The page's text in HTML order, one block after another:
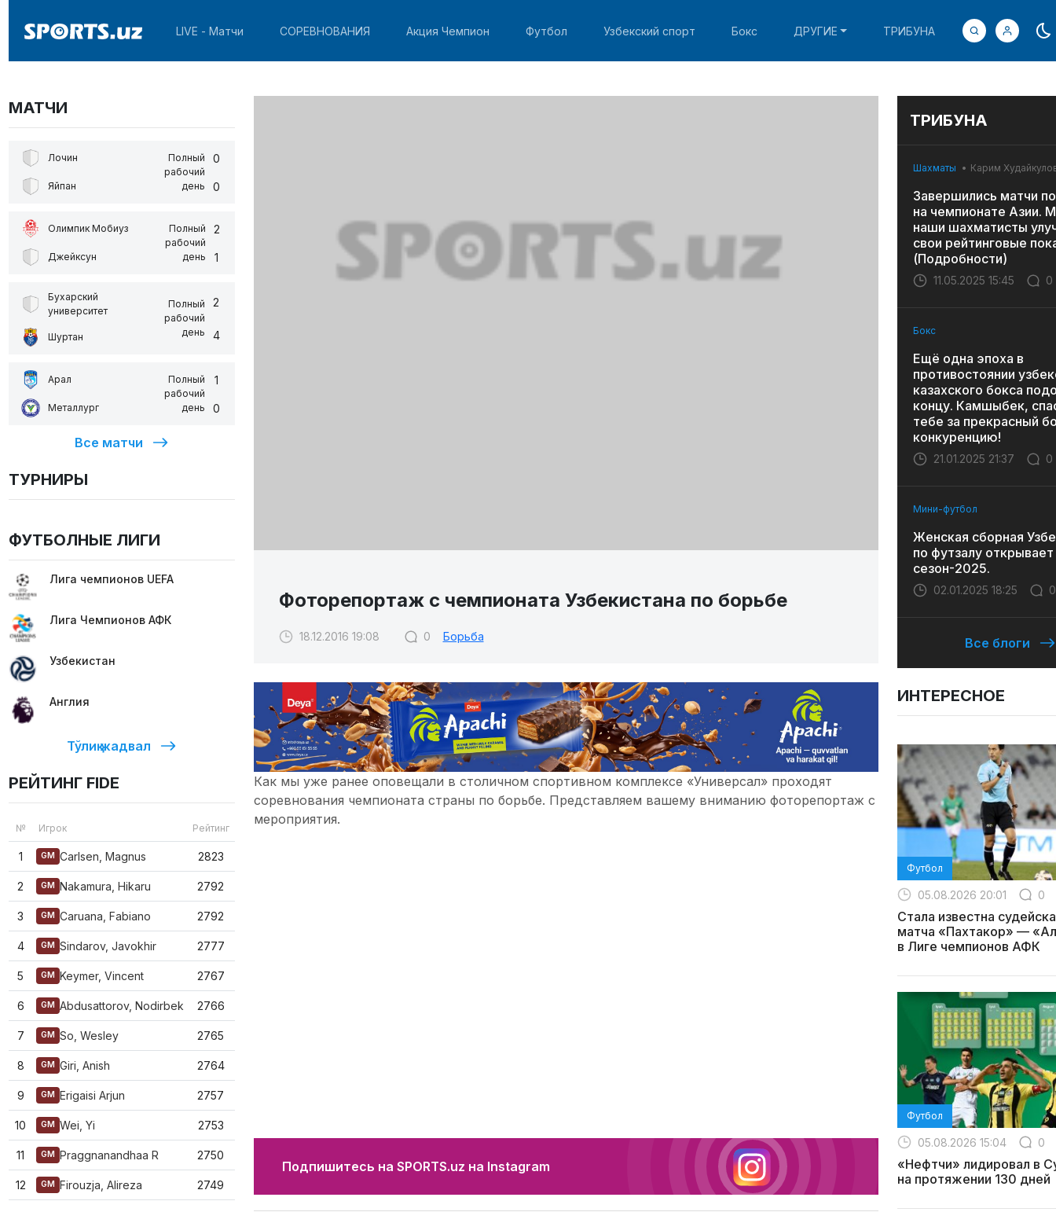
LIVE - Матчи СОРЕВНОВАНИЯ Акция Чемпион Футбол Узбекский спорт Бокс ДРУГИЕ ТРИБУНА
МАТЧИ
Лочин
Яйпан
Полный
рабочий
день
0
0
Олимпик Мобиуз
Джейксун
Полный
рабочий
день
2
1
Бухарский
университет
Шуртан
Полный
рабочий
день
2
4
Арал
Металлург
Полный
рабочий
день
1
0
Все матчи
ТУРНИРЫ
ФУТБОЛНЫЕ ЛИГИ
Лига чемпионов UEFA
Лига Чемпионов АФК
Узбекистан
Англия
Тўлиқ жадвал
РЕЙТИНГ FIDE
№ Игрок Рейтинг
1 GM Carlsen, Magnus 2823
2 GM Nakamura, Hikaru 2792
3 GM Caruana, Fabiano 2792
4 GM Sindarov, Javokhir 2777
5 GM Keymer, Vincent 2767
6 GM Abdusattorov, Nodirbek 2766
7 GM So, Wesley 2765
8 GM Giri, Anish 2764
9 GM Erigaisi Arjun 2757
10 GM Wei, Yi 2753
11 GM Praggnanandhaa R 2750
12 GM Firouzja, Alireza 2749
Фоторепортаж с чемпионата Узбекистана по борьбе
18.12.2016 19:08 0 Борьба
Как мы уже ранее оповещали в столичном спортивном комплексе «Универсал» проходят
соревнования чемпионата страны по борьбе. Представляем вашему вниманию фоторепортаж с
мероприятия.
Подпишитесь на SPORTS.uz на Instagram
ТРИБУНА
Шахматы Карим
Завершились матчи
на чемпионате Азии.
наши шахматисты
свои рейтинговые
(Подробности)
11.05.2025 15:45 0
Бокс
Ещё одна эпоха в
противостоянии
казахского бокса
концу. Камшыбек,
тебе за прекрасный
конкуренцию!
21.01.2025 21:37 0
Мини-футбол
Женская сборная
по футзалу открывает
сезон-2025.
02.01.2025 18:25 0
Все блоги
ИНТЕРЕСНОЕ
Футбол
05.08.2026 20:01 0
Стала известна
матча «Пахтакор» —
в Лиге чемпионов АФК
Футбол
05.08.2026 15:04 0
«Нефтчи» лидировал в
на протяжении 130 дней